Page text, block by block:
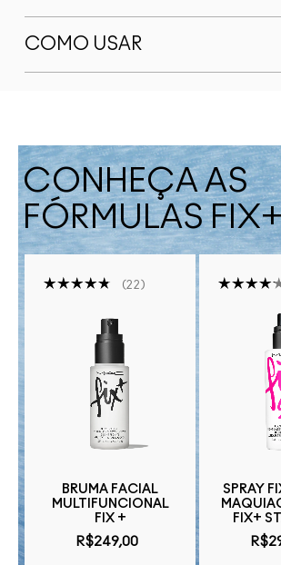
COMO USAR
CONHEÇA AS
FÓRMULAS FIX+
22
BRUMA FACIAL
MULTIFUNCIONAL
FIX +
R$249,00
SPRAY
FIX+